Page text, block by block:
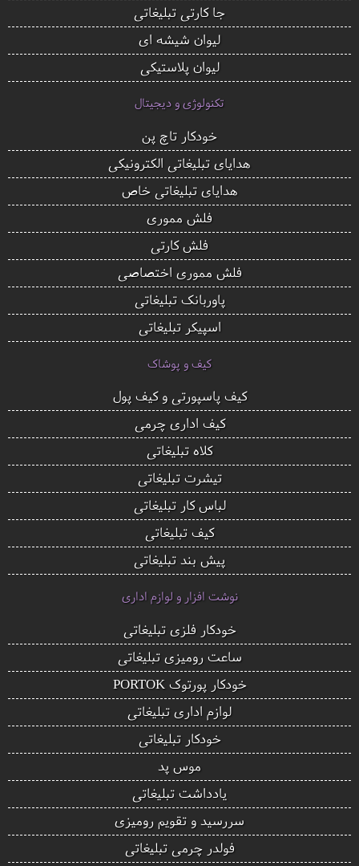
جا کارتی تبلیغاتی
لیوان شیشه ای
لیوان پلاستیکی
تکنولوژی و دیجیتال
خودکار تاچ پن
هدایای تبلیغاتی الکترونیکی
هدایای تبلیغاتی خاص
فلش مموری
فلش کارتی
فلش مموری اختصاصی
پاوربانک تبلیغاتی
اسپیکر تبلیغاتی
کیف و پوشاک
کیف پاسپورتی و کیف پول
کیف اداری چرمی
کلاه تبلیغاتی
تیشرت تبلیغاتی
لباس کار تبلیغاتی
کیف تبلیغاتی
پیش بند تبلیغاتی
نوشت افزار و لوازم اداری
خودکار فلزی تبلیغاتی
ساعت رومیزی تبلیغاتی
خودکار پورتوک PORTOK
لوازم اداری تبلیغاتی
خودکار تبلیغاتی
موس پد
یادداشت تبلیغاتی
سررسید و تقویم رومیزی
فولدر چرمی تبلیغاتی